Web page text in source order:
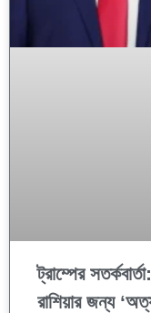
ট্রাম্পের
রাশিয়ার জন্য